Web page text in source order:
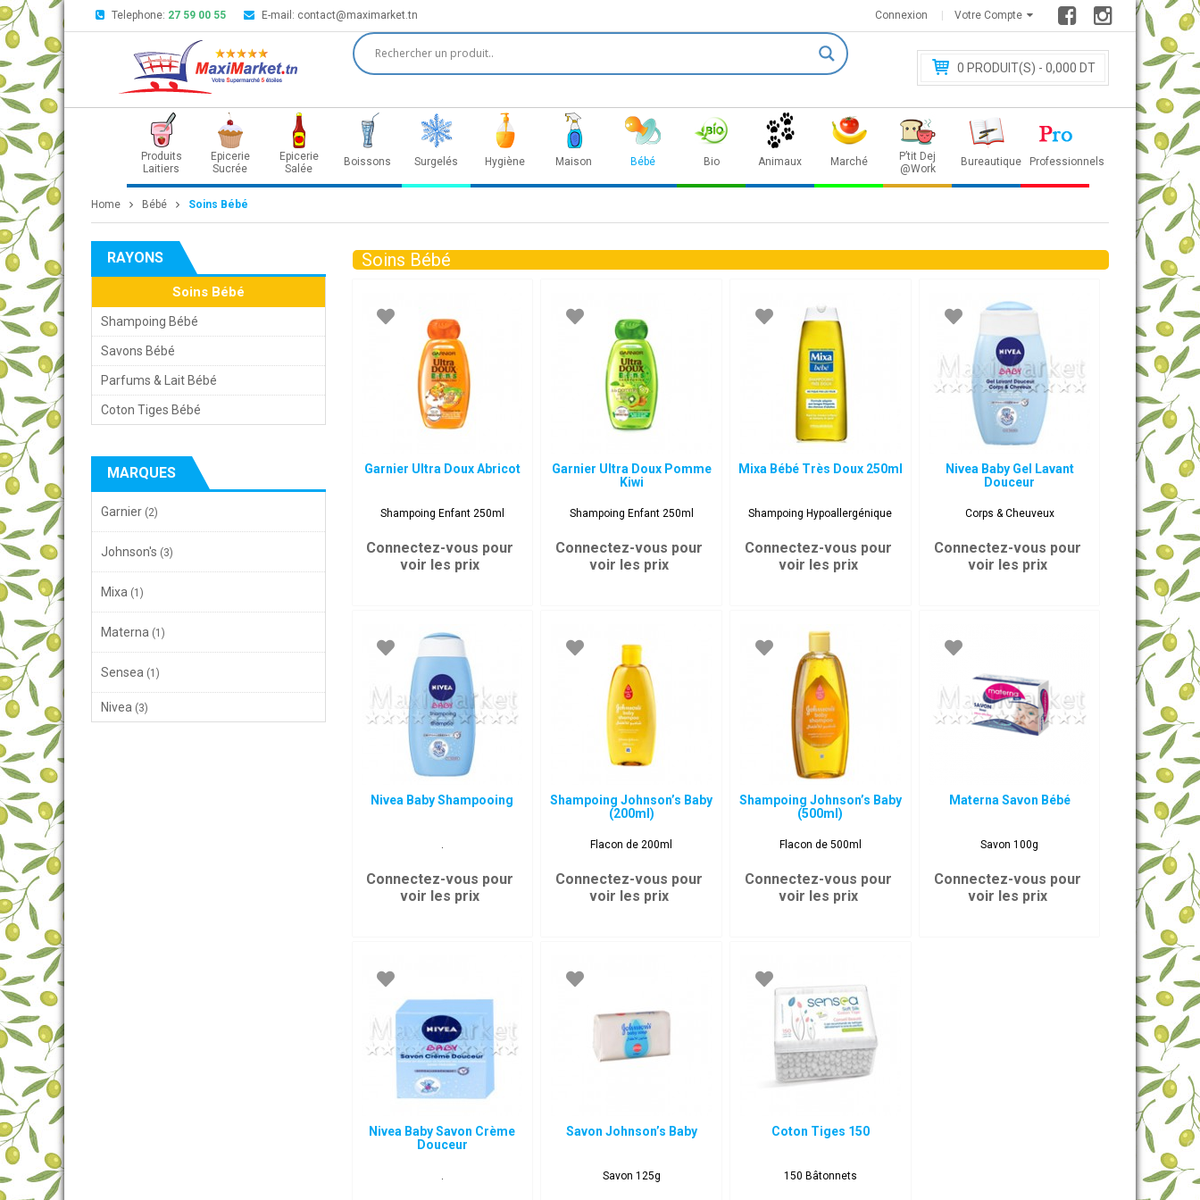
Telephone: 27 59 00 55 E-mail: contact@maximarket.tn Votre Compte
Connexion
0 PRODUIT(S) - 0,000 DT
Produits
Laitiers
Epicerie
Sucrée
Epicerie
Salée
Boissons Surgelés Hygiène Maison Bébé Bio Animaux Marché
P’tit Dej
@Work
Bureautique Professionnels
Home Bébé Soins Bébé
RAYONS
Soins Bébé
Shampoing Bébé
Savons Bébé
Parfums & Lait Bébé
Coton Tiges Bébé
MARQUES
Garnier (2)
Johnson's (3)
Mixa (1)
Materna (1)
Sensea (1)
Nivea (3)
Soins Bébé
Garnier Ultra Doux Abricot
Shampoing Enfant 250ml
Connectez-vous pour
voir les prix
Garnier Ultra Doux Pomme
Kiwi
Shampoing Enfant 250ml
Connectez-vous pour
voir les prix
Mixa Bébé Très Doux 250ml
Shampoing Hypoallergénique
Connectez-vous pour
voir les prix
Nivea Baby Gel Lavant
Douceur
Corps & Cheuveux
Connectez-vous pour
voir les prix
Nivea Baby Shampooing
.
Connectez-vous pour
voir les prix
Shampoing Johnson’s Baby
(200ml)
Flacon de 200ml
Connectez-vous pour
voir les prix
Shampoing Johnson’s Baby
(500ml)
Flacon de 500ml
Connectez-vous pour
voir les prix
Materna Savon Bébé
Savon 100g
Connectez-vous pour
voir les prix
Nivea Baby Savon Crème
Douceur
.
Savon Johnson’s Baby
Savon 125g
Coton Tiges 150
150 Bâtonnets